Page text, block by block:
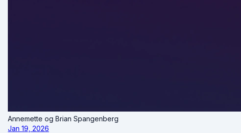
Annemette og Brian Spangenberg
Jan 19, 2026